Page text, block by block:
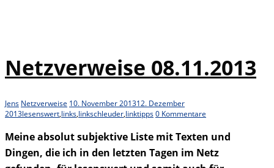
Netzverweise 08.11.2013
Jens Netzverweise 10. November 201312. Dezember
2013lesenswert,links,linkschleuder,linktipps0 Kommentare
Meine absolut subjektive Liste mit Texten und
Dingen, die ich in den letzten Tagen im Netz